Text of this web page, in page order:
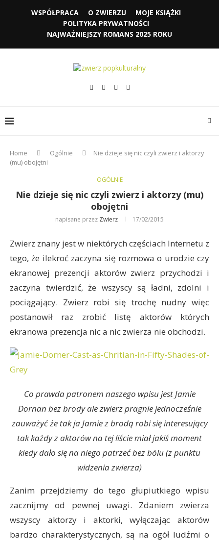
WSPÓŁPRACA O ZWIERZU
MOJE KSIĄŻKI
POLITYKA PRYWATNOŚCI
NAJWAŻNIEJSZY ROMANS 2025 ROKU
Home Ogólnie
Nie dzieje się nic czyli zwierz i aktorzy
(mu) obojętni
OGÓLNIE
Nie dzieje się nic czyli zwierz i aktorzy (mu)
obojętni
napisane przez Zwierz 17/02/2015
Zwierz znany jest w niektórych częściach Internetu z
tego, że ilekroć zaczyna się rozmowa o urodzie czy
ekranowej prezencji aktorów zwierz przychodzi i
zaczyna twierdzić, że wszyscy są ładni, zdolni i
pociągający. Zwierz robi się trochę nudny więc
postanowił raz zrobić listę aktorów których
ekranowa prezencja nic a nic zwierza nie obchodzi.
Co prawda patronem naszego wpisu jest Jamie
Dornan bez brody ale zwierz pragnie jednocześnie
zauważyć że tak ja Jamie z brodą robi się interesujący
tak każdy z aktorów na tej liście miał jakiś moment
kiedy dało się na niego patrzeć bez bólu (z punktu
widzenia zwierza)
Zanim przejdziemy do tego głupiutkiego wpisu
zacznijmy od pewnej uwagi. Zdaniem zwierza
wszyscy aktorzy i aktorki, wyłączając aktorów
bardzo charakterystycznych, są na ogół ludźmi o